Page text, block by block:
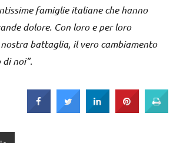
famiglie italiane che hanno
dolore. Con loro e per loro
battaglia, il vero cambiamento
noi”.